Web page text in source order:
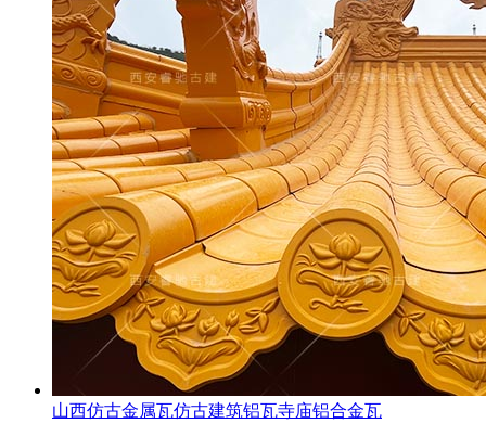
山西仿古金属瓦仿古建筑铝瓦寺庙铝合金瓦